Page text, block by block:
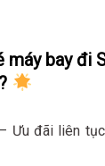
máy bay đi
– Ưu đãi liên